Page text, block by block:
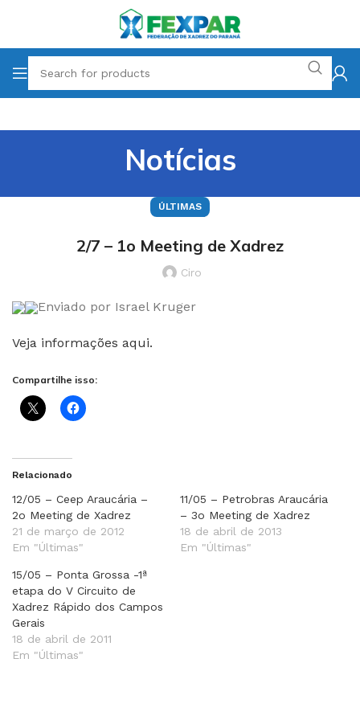
Notícias
ÚLTIMAS
2/7 – 1o Meeting de Xadrez
Ciro
Enviado por Israel Kruger
Veja informações aqui.
Compartilhe isso:
Relacionado
12/05 – Ceep Araucária –
2o Meeting de Xadrez
21 de março de 2012
Em "Últimas"
11/05 – Petrobras Araucária
– 3o Meeting de Xadrez
18 de abril de 2013
Em "Últimas"
15/05 – Ponta Grossa -1ª
etapa do V Circuito de
Xadrez Rápido dos Campos
Gerais
18 de abril de 2011
Em "Últimas"